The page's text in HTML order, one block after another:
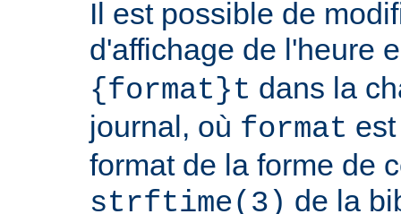
Il est possible de
d'affichage de l'heure
{format}t dans la
journal, où format
format de la forme de
strftime(3) de la